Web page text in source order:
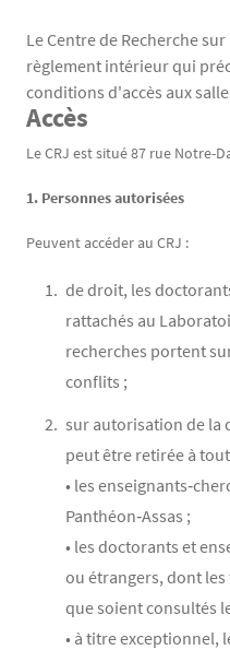
Le Centre de Recherche
règlement intérieur qui
conditions d'accès aux
Contenu
Texte
Accès
Le CRJ est situé 87 rue Notre-
1. Personnes autorisées
Peuvent accéder au CRJ :
de droit, les
rattachés au
recherches portent
conflits ;
sur autorisation de la
peut être retirée à
• les
Panthéon‐Assas ;
• les doctorants et
ou étrangers, dont
que soient consultés
• à titre exceptionnel,